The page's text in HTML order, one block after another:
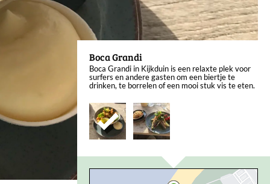
Boca Grandi
Boca Grandi in Kijkduin is een relaxte plek voor
surfers en andere gasten om een biertje te
drinken, te borrelen of een mooi stuk vis te eten.